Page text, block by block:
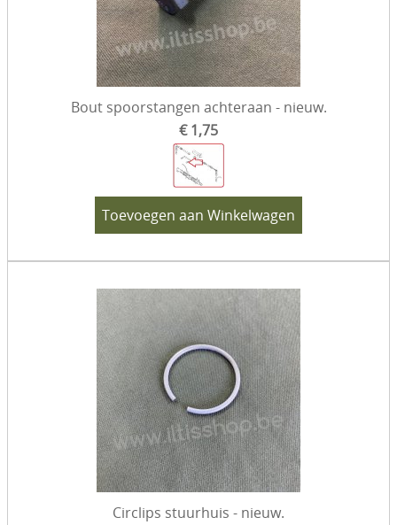
Bout spoorstangen achteraan - nieuw.
€ 1,75
Toevoegen aan Winkelwagen
Circlips stuurhuis - nieuw.